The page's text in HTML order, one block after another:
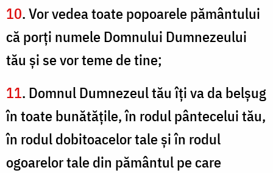
10. Vor vedea toate popoarele pământului
că porţi numele Domnului Dumnezeului
tău şi se vor teme de tine;
11. Domnul Dumnezeul tău îţi va da belşug
în toate bunătăţile, în rodul pântecelui tău,
în rodul dobitoacelor tale şi în rodul
ogoarelor tale din pământul pe care